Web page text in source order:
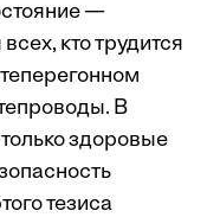
—
кто трудится
В
здоровые
тезиса